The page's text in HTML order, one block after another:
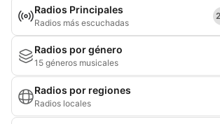
Radios Principales
Radios más escuchadas
Radios por género
15 géneros musicales
Radios por regiones
Radios locales